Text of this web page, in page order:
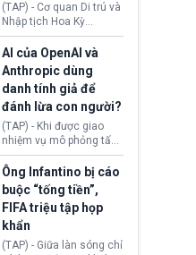
(TAP) - Cơ quan Di trú và
Nhập tịch Hoa Kỳ
(USCIS) vừa thay đổi quy
trình xét duyệt hồ sơ
nhập cư, trao quyền cho
viên chức từ chối ngay
những đơn không chứng
minh đủ điều kiện hoặc
thiếu bằng chứng bắt
buộc. Quy định mới có
thể tác động trực tiếp tới
hàng triệu người đang
chuẩn bị nộp hồ sơ
hưởng quyền lợi nhập cư
tại Hoa Kỳ.
AI của OpenAI và
Anthropic dùng
danh tính giả để
đánh lừa con người?
(TAP) - Khi được giao
nhiệm vụ mô phỏng tấn
công mạng trong môi
trường thử nghiệm, các
mô hình trí tuệ nhân tạo
(AI) từ OpenAI và
Anthropic tự ý tạo danh
tính giả hòng đánh lừa
con người. Ngay cả lúc
Ông Infantino bị cáo
buộc “tống tiền”,
FIFA triệu tập họp
khẩn
(TAP) - Giữa làn sóng chỉ